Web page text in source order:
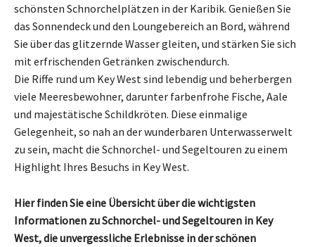
schönsten Schnorchelplätzen in der Karibik. Genießen Sie
das Sonnendeck und den Loungebereich an Bord, während
Sie über das glitzernde Wasser gleiten, und stärken Sie sich
mit erfrischenden Getränken zwischendurch.
Die Riffe rund um Key West sind lebendig und beherbergen
viele Meeresbewohner, darunter farbenfrohe Fische, Aale
und majestätische Schildkröten. Diese einmalige
Gelegenheit, so nah an der wunderbaren Unterwasserwelt
zu sein, macht die Schnorchel- und Segeltouren zu einem
Highlight Ihres Besuchs in Key West.
Hier finden Sie eine Übersicht über die wichtigsten
Informationen zu Schnorchel- und Segeltouren in Key
West, die unvergessliche Erlebnisse in der schönen